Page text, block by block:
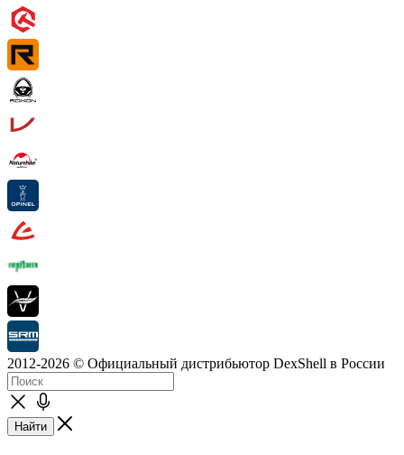
2012-2026 © Официальный дистрибьютор DexShell в России
Найти